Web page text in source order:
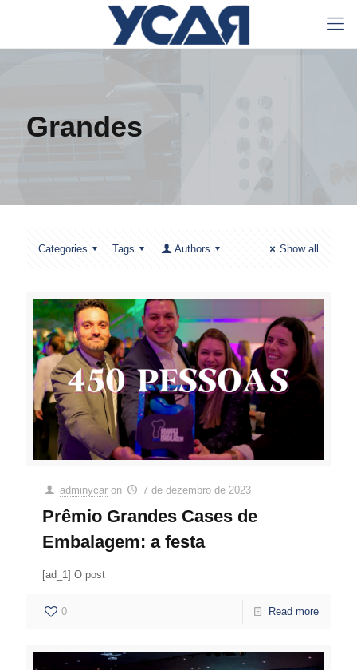
Grandes
Categories Tags Authors Show all
adminycar on 7 de dezembro de 2023
Prêmio Grandes Cases de
Embalagem: a festa
[ad_1] O post
0 Read more